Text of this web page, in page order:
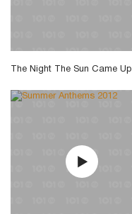
The Night The Sun Came Up